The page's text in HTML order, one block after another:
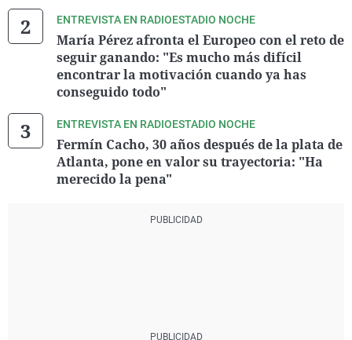
ENTREVISTA EN RADIOESTADIO NOCHE
María Pérez afronta el Europeo con el reto de
seguir ganando: "Es mucho más difícil
encontrar la motivación cuando ya has
conseguido todo"
ENTREVISTA EN RADIOESTADIO NOCHE
Fermín Cacho, 30 años después de la plata de
Atlanta, pone en valor su trayectoria: "Ha
merecido la pena"